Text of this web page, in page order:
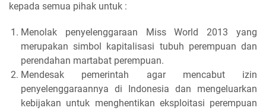
kepada semua pihak untuk :
Menolak penyelenggaraan Miss World 2013 yang
merupakan simbol kapitalisasi tubuh perempuan dan
perendahan martabat perempuan.
Mendesak pemerintah agar mencabut izin
penyelenggaraannya di Indonesia dan mengeluarkan
kebijakan untuk menghentikan eksploitasi perempuan